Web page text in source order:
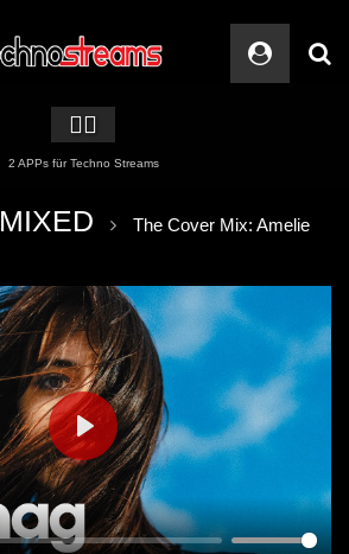
🏳️‍🌈
2 APPs für Techno Streams
MIXED
The Cover Mix: Amelie
PLAY